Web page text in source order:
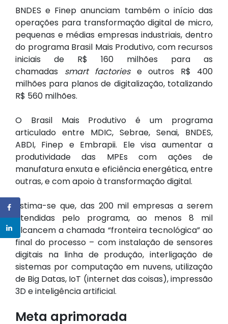
BNDES e Finep anunciam também o início das
operações para transformação digital de micro,
pequenas e médias empresas industriais, dentro
do programa Brasil Mais Produtivo, com recursos
iniciais de R$ 160 milhões para as
chamadas smart factoriese outros R$ 400
milhões para planos de digitalização, totalizando
R$ 560 milhões.
O Brasil Mais Produtivo é um programa
articulado entre MDIC, Sebrae, Senai, BNDES,
ABDI, Finep e Embrapii. Ele visa aumentar a
produtividade das MPEs com ações de
manufatura enxuta e eficiência energética, entre
outras, e com apoio à transformação digital.
Estima-se que, das 200 mil empresas a serem
atendidas pelo programa, ao menos 8 mil
alcancem a chamada “fronteira tecnológica” ao
final do processo – com instalação de sensores
digitais na linha de produção, interligação de
sistemas por computação em nuvens, utilização
de Big Datas, IoT (internet das coisas), impressão
3D e inteligência artificial.
Meta aprimorada